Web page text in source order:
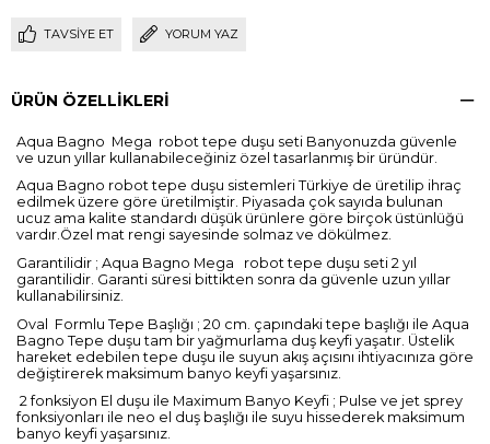
TAVSIYE ET YORUM YAZ
ÜRÜN ÖZELLIKLERI
Aqua Bagno Mega robot tepe duşu seti Banyonuzda güvenle
ve uzun yıllar kullanabileceğiniz özel tasarlanmış bir üründür.
Aqua Bagno robot tepe duşu sistemleri Türkiye de üretilip ihraç
edilmek üzere göre üretilmiştir. Piyasada çok sayıda bulunan
ucuz ama kalite standardı düşük ürünlere göre birçok üstünlüğü
vardır.Özel mat rengi sayesinde solmaz ve dökülmez.
Garantilidir ; Aqua Bagno Mega
robot tepe duşu seti 2 yıl
garantilidir. Garanti süresi bittikten sonra da güvenle uzun yıllar
kullanabilirsiniz.
Oval Formlu Tepe Başlığı ; 20 cm. çapındaki tepe başlığı ile Aqua
Bagno Tepe duşu tam bir yağmurlama duş keyfi yaşatır. Üstelik
hareket edebilen tepe duşu ile suyun akış açısını ihtiyacınıza göre
değiştirerek maksimum banyo keyfi yaşarsınız.
2 fonksiyon El duşu ile Maximum Banyo Keyfi ; Pulse ve jet sprey
fonksiyonları ile neo el duş başlığı ile suyu hissederek maksimum
banyo keyfi yaşarsınız.